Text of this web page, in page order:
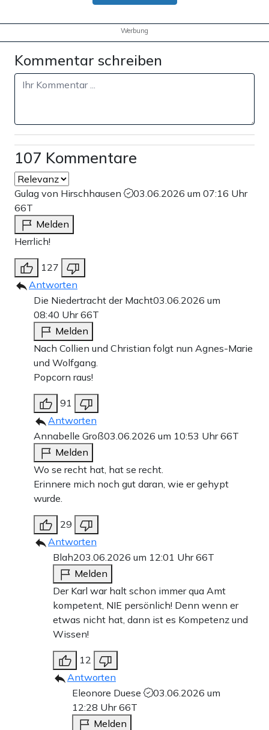
Werbung
Kommentar schreiben
107 Kommentare
Gulag von Hirschhausen
03.06.2026 um 07:16 Uhr
66T
Melden
Herrlich!
127
Antworten
Die Niedertracht der Macht03.06.2026 um
08:40 Uhr66T
Melden
Nach Collien und Christian folgt nun Agnes-Marie
und Wolfgang.
Popcorn raus!
91
Antworten
Annabelle Groß03.06.2026 um 10:53 Uhr66T
Melden
Wo se recht hat, hat se recht.
Erinnere mich noch gut daran, wie er gehypt
wurde.
29
Antworten
Blah203.06.2026 um 12:01 Uhr66T
Melden
Der Karl war halt schon immer qua Amt
kompetent, NIE persönlich! Denn wenn er
etwas nicht hat, dann ist es Kompetenz und
Wissen!
12
Antworten
Eleonore Duese
03.06.2026 um
12:28 Uhr66T
Melden